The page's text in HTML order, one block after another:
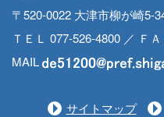
〒520-0022 大津市柳が崎5-
ＴＥＬ 077-526-4800 ／ Ｆ
MAIL
サイトマップ